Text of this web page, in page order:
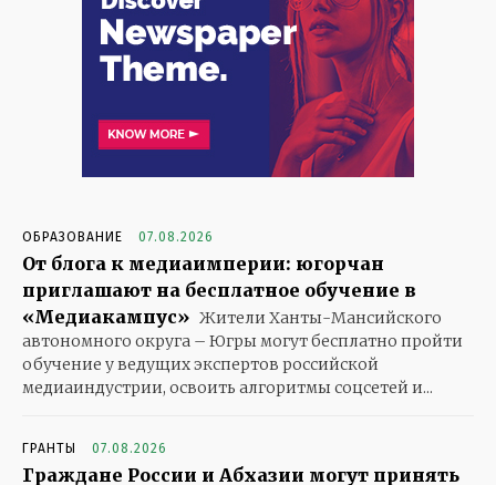
ОБРАЗОВАНИЕ 07.08.2026
От блога к медиаимперии: югорчан
приглашают на бесплатное обучение в
«Медиакампус» Жители Ханты-Мансийского
автономного округа – Югры могут бесплатно пройти
обучение у ведущих экспертов российской
медиаиндустрии, освоить алгоритмы соцсетей и...
ГРАНТЫ 07.08.2026
Граждане России и Абхазии могут принять